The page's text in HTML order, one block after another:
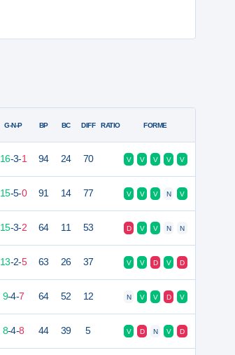
G-N-P BP BC DIFF RATIO FORME
16-3-1 94 24 70 V V V V V
15-5-0 91 14 77 V V V N V
15-3-2 64 11 53 D V V N N
13-2-5 63 26 37 V V D V D
9-4-7 64 52 12 N V V D V
8-4-8 44 39 5 V D N V D